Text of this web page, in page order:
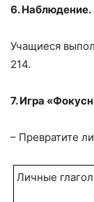
6. Наблюдение.
Учащиеся
214.
7. Игра
– Превратите
Личные